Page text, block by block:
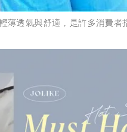
薄透氣與舒適，是許多消費者